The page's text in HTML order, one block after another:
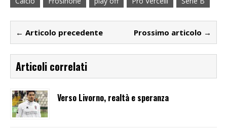
← Articolo precedente Prossimo articolo →
Articoli correlati
Verso Livorno, realtà e speranza